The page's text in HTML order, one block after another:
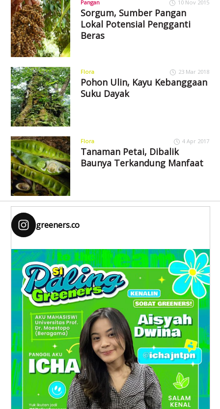
Pangan 10 Nov 2015
Sorgum, Sumber Pangan
Lokal Potensial Pengganti
Beras
Flora 23 Mar 2018
Pohon Ulin, Kayu Kebanggaan
Suku Dayak
Flora 4 Apr 2017
Tanaman Petai, Dibalik
Baunya Terkandung Manfaat
greeners.co